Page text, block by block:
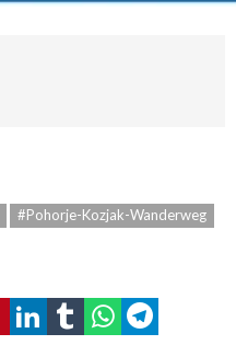
#Pohorje-Kozjak-Wanderweg